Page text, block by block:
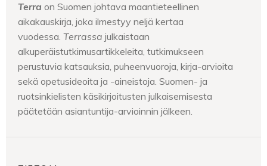
Terra on Suomen johtava maantieteellinen
aikakauskirja, joka ilmestyy neljä kertaa
vuodessa. Terrassa julkaistaan
alkuperäistutkimusartikkeleita, tutkimukseen
perustuvia katsauksia, puheenvuoroja, kirja-arvioita
sekä opetusideoita ja -aineistoja. Suomen- ja
ruotsinkielisten käsikirjoitusten julkaisemisesta
päätetään asiantuntija-arvioinnin jälkeen.